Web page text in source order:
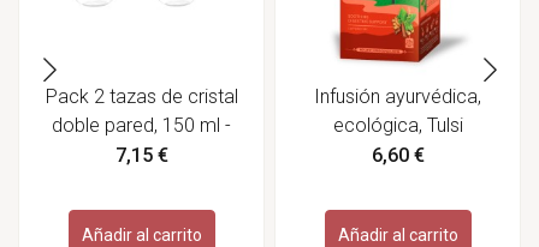
Pack 2 tazas de cristal
doble pared, 150 ml -
Ibili
7,15 €
Añadir al carrito
Infusión ayurvédica,
ecológica, Tulsi
"Tummy" - Organic India
6,60 €
Añadir al carrito